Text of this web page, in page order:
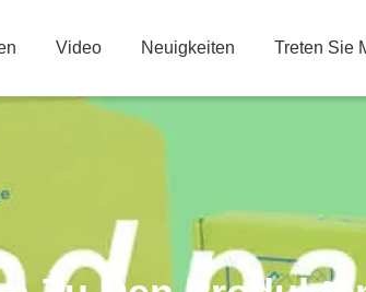
Video Neuigkeiten Treten Sie